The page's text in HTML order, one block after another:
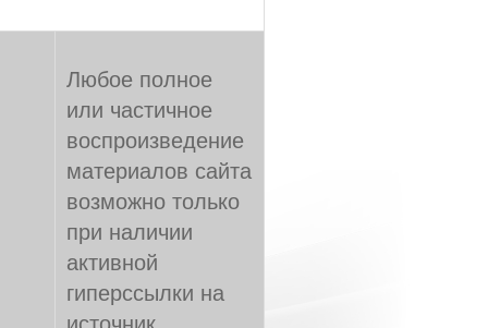
Любое полное
или частичное
воспроизведение
материалов сайта
возможно только
при наличии
активной
гиперссылки на